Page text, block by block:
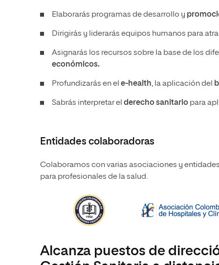
Elaborarás programas de desarrollo y
Dirigirás y liderarás equipos humanos para
Asignarás los recursos sobre la base de los
económicos.
Profundizarás en el e-health, la aplicación del
Sabrás interpretar el derecho sanitario para
Entidades colaboradoras
Colaboramos con varias asociaciones y
para profesionales de la salud.
Alcanza puestos de